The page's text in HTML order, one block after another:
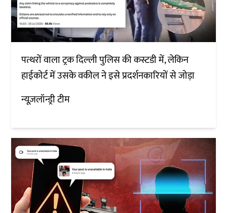
पत्थरों वाला ट्रक दिल्ली पुलिस की कस्टडी में, लेकिन
हाईकोर्ट में उसके वकील ने इसे प्रदर्शनकारियों से जोड़ा
न्यूज़लॉन्ड्री टीम